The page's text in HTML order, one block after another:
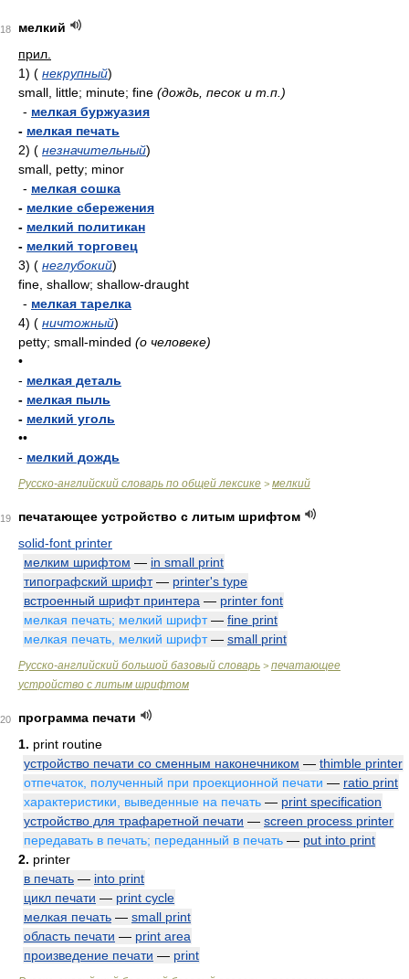
18
мелкий
прил.
1) ( некрупный)
small, little; minute; fine (дождь, песок и т.п.)
- мелкая буржуазия
- мелкая печать
2) ( незначительный)
small, petty; minor
- мелкая сошка
- мелкие сбережения
- мелкий политикан
- мелкий торговец
3) ( неглубокий)
fine, shallow; shallow-draught
- мелкая тарелка
4) ( ничтожный)
petty; small-minded (о человеке)
•
- мелкая деталь
- мелкая пыль
- мелкий уголь
••
- мелкий дождь
Русско-английский словарь по общей лексике > мелкий
19
печатающее устройство с литым шрифтом
solid-font printer
мелким шрифтом — in small print
типографский шрифт— printer's type
встроенный шрифт принтера — printer font
мелкая печать; мелкий шрифт— fine print
мелкая печать, мелкий шрифт— small print
Русско-английский большой базовый словарь > печатающее
устройство с литым шрифтом
20
программа печати
1. print routine
устройство печати со сменным наконечником — thimble printer
отпечаток, полученный при проекционной печати — ratio print
характеристики, выведенные на печать — print specification
устройство для трафаретной печати — screen process printer
передавать в печать; переданный в печать — put into print
2. printer
в печать — into print
цикл печати — print cycle
мелкая печать — small print
область печати — print area
произведение печати — print